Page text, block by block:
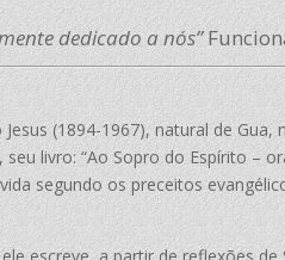
dedicado a nós”
(1894-1967), natural de
seu livro: “Ao Sopro do Espírito –
segundo os preceitos